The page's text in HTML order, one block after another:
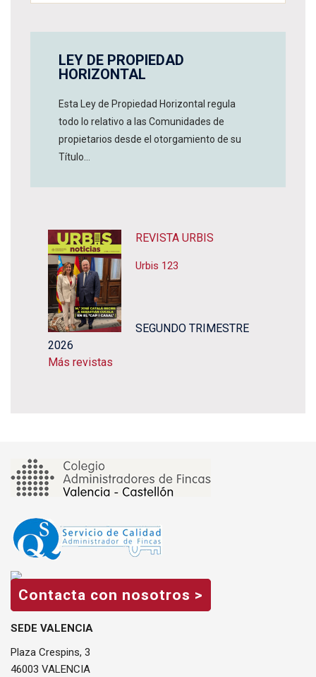
LEY DE PROPIEDAD
HORIZONTAL
Esta Ley de Propiedad Horizontal regula
todo lo relativo a las Comunidades de
propietarios desde el otorgamiento de su
Título...
REVISTA URBIS
Urbis 123
SEGUNDO TRIMESTRE
2026
Más revistas
Contacta con nosotros >
SEDE VALENCIA
Plaza Crespins, 3
46003 VALENCIA